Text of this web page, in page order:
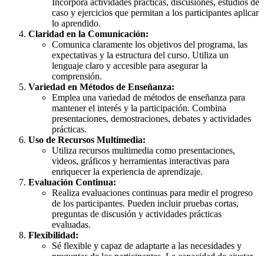
caso y ejercicios que permitan a los participantes aplicar
lo aprendido.
Claridad en la Comunicación:
Comunica claramente los objetivos del programa, las
expectativas y la estructura del curso. Utiliza un
lenguaje claro y accesible para asegurar la
comprensión.
Variedad en Métodos de Enseñanza:
Emplea una variedad de métodos de enseñanza para
mantener el interés y la participación. Combina
presentaciones, demostraciones, debates y actividades
prácticas.
Uso de Recursos Multimedia:
Utiliza recursos multimedia como presentaciones,
videos, gráficos y herramientas interactivas para
enriquecer la experiencia de aprendizaje.
Evaluación Continua:
Realiza evaluaciones continuas para medir el progreso
de los participantes. Pueden incluir pruebas cortas,
preguntas de discusión y actividades prácticas
evaluadas.
Flexibilidad:
Sé flexible y capaz de adaptarte a las necesidades y